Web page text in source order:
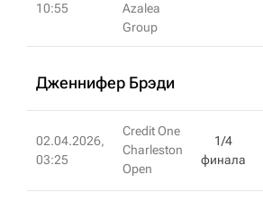
10:55
Azalea
Group
Дженнифер Брэди
02.04.2026,
03:25
Credit One
Charleston
Open
1/4
финала